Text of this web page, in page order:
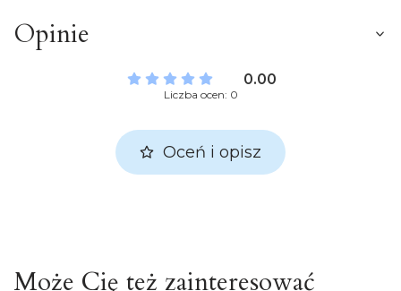
Opinie
0.00
Liczba ocen: 0
Oceń i opisz
Może Cię też zainteresować